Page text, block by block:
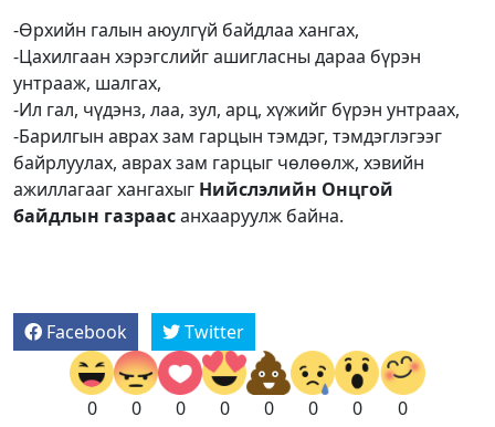
-Өрхийн галын аюулгүй байдлаа хангах,
-Цахилгаан хэрэгслийг ашигласны дараа бүрэн
унтрааж, шалгах,
-Ил гал, чүдэнз, лаа, зул, арц, хүжийг бүрэн унтраах,
-Барилгын аврах зам гарцын тэмдэг, тэмдэглэгээг
байрлуулах, аврах зам гарцыг чөлөөлж, хэвийн
ажиллагааг хангахыг Нийслэлийн Онцгой
байдлын газраасанхааруулж байна.
Facebook Twitter
0 0 0 0 0 0 0 0